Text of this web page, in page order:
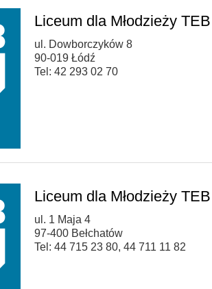
Liceum dla Młodzieży
ul. Dowborczyków 8
90-019 Łódź
Tel: 42 293 02 70
Liceum dla Młodzieży
ul. 1 Maja 4
97-400 Bełchatów
Tel: 44 715 23 80, 44 711 11 82